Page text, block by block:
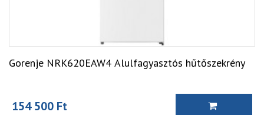
Gorenje NRK620EAW4 Alulfagyasztós hűtőszekrény
154 500 Ft